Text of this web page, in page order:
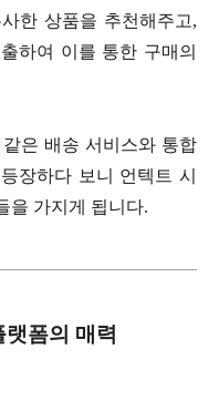
한 상품을 추천해주고,
하여 이를 통한 구매의
은 배송 서비스와 통합
장하다 보니 언텍트 시
을 가지게 됩니다.
폼의 매력